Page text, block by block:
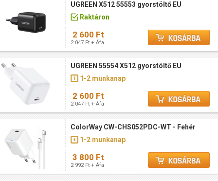
UGREEN X512 55553 gyorstöltő EU
Raktáron
2 600 Ft
2 047 Ft + Áfa
UGREEN 55554 X512 gyorstöltő EU
1-2 munkanap
2 600 Ft
2 047 Ft + Áfa
ColorWay CW-CHS052PDC-WT - Fehér
1-2 munkanap
3 800 Ft
2 992 Ft + Áfa